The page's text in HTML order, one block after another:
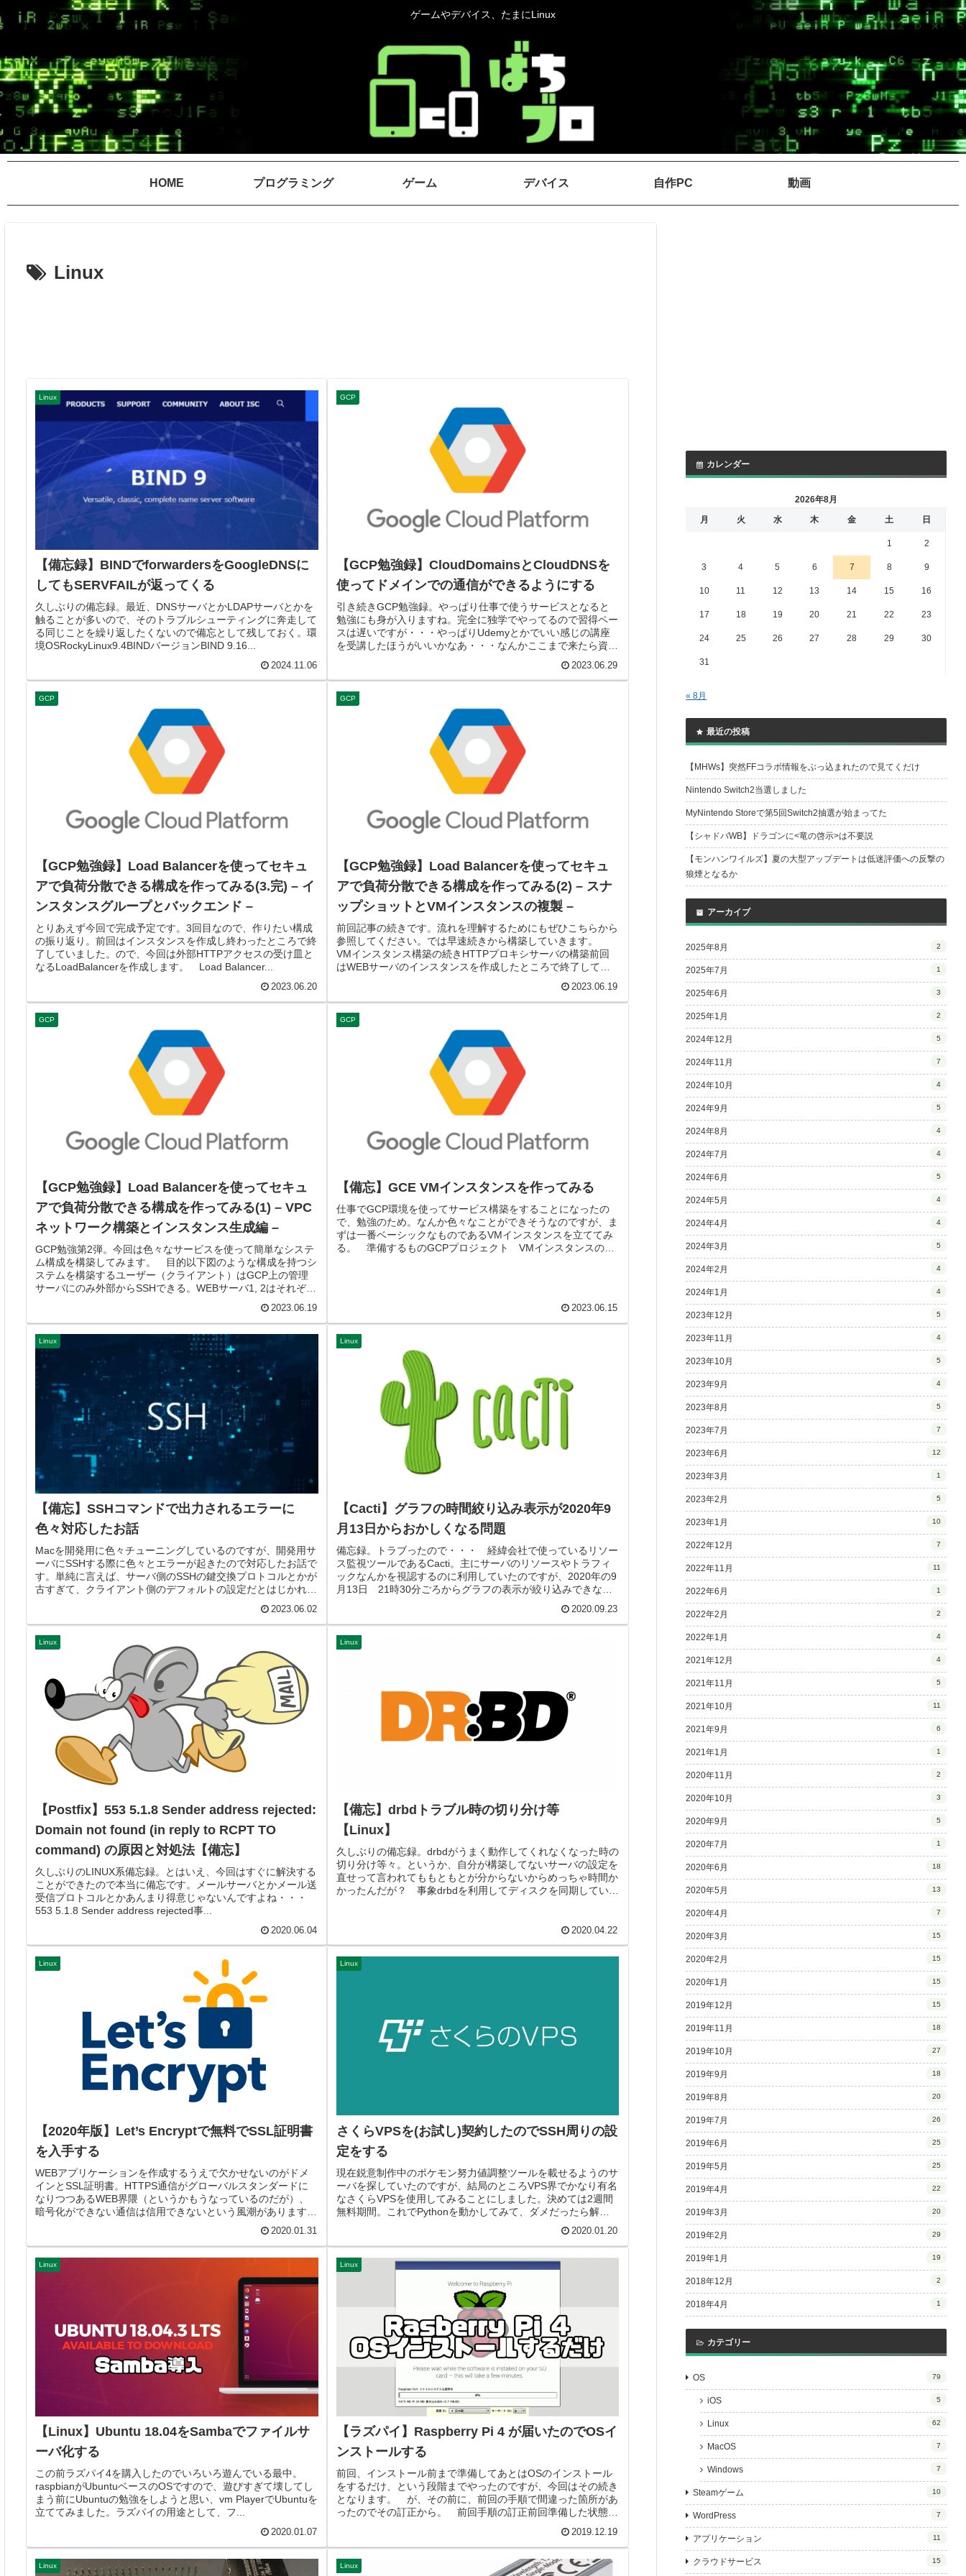
ゲームやデバイス、たまにLinux
HOME プログラミング ゲーム デバイス 自作PC 動画
Linux
Linux
【備忘録】BINDでforwardersをGoogleDNSに
してもSERVFAILが返ってくる
久しぶりの備忘録。最近、DNSサーバとかLDAPサーバとかを
触ることが多いので、そのトラブルシューティングに奔走して
る同じことを繰り返したくないので備忘として残しておく。環
境OSRockyLinux9.4BINDバージョンBIND 9.16...
2024.11.06
GCP
【GCP勉強録】CloudDomainsとCloudDNSを
使ってドメインでの通信ができるようにする
引き続きGCP勉強録。やっぱり仕事で使うサービスとなると
勉強にも身が入りますね。完全に独学でやってるので習得ペー
スは遅いですが・・・やっぱりUdemyとかでいい感じの講座
を受講したほうがいいかなあ・・・なんかここまで来たら資格
2023.06.29
GCP
【GCP勉強録】Load Balancerを使ってセキュ
アで負荷分散できる構成を作ってみる(3.完) – イ
ンスタンスグループとバックエンド –
とりあえず今回で完成予定です。3回目なので、作りたい構成
の振り返り。前回はインスタンスを作成し終わったところで終
了していました。ので、今回は外部HTTPアクセスの受け皿と
なるLoadBalancerを作成します。 Load Balancer...
2023.06.20
GCP
【GCP勉強録】Load Balancerを使ってセキュ
アで負荷分散できる構成を作ってみる(2) – スナ
ップショットとVMインスタンスの複製 –
前回記事の続きです。流れを理解するためにもぜひこちらから
参照してください。では早速続きから構築していきます。
VMインスタンス構築の続きHTTPプロキシサーバの構築前回
はWEBサーバのインスタンスを作成したところで終了してお
2023.06.19
GCP
【GCP勉強録】Load Balancerを使ってセキュ
アで負荷分散できる構成を作ってみる(1) – VPC
ネットワーク構築とインスタンス生成編 –
GCP勉強第2弾。今回は色々なサービスを使って簡単なシステ
ム構成を構築してみます。 目的以下図のような構成を持つシ
ステムを構築するユーザー（クライアント）はGCP上の管理
サーバにのみ外部からSSHできる。WEBサーバ1, 2はそれぞれ
2023.06.19
GCP
【備忘】GCE VMインスタンスを作ってみる
仕事でGCP環境を使ってサービス構築をすることになったの
で、勉強のため。なんか色々なことができそうなのですが、ま
ずは一番ベーシックなものであるVMインスタンスを立ててみ
る。 準備するものGCPプロジェクト VMインスタンスの作
2023.06.15
Linux
【備忘】SSHコマンドで出力されるエラーに
色々対応したお話
Macを開発用に色々チューニングしているのですが、開発用サ
ーバにSSHする際に色々とエラーが起きたので対応したお話で
す。単純に言えば、サーバ側のSSHの鍵交換プロトコルとかが
古すぎて、クライアント側のデフォルトの設定だとはじかれて
2023.06.02
Linux
【Cacti】グラフの時間絞り込み表示が2020年9
月13日からおかしくなる問題
備忘録。トラブったので・・・ 経緯会社で使っているリソー
ス監視ツールであるCacti。主にサーバのリソースやトラフィ
ックなんかを視認するのに利用していたのですが、2020年の9
月13日 21時30分ごろからグラフの表示が絞り込みできない
2020.09.23
Linux
【Postfix】553 5.1.8 Sender address rejected:
Domain not found (in reply to RCPT TO
command) の原因と対処法【備忘】
久しぶりのLINUX系備忘録。とはいえ、今回はすぐに解決する
ことができたので本当に備忘です。メールサーバとかメール送
受信プロトコルとかあんまり得意じゃないんですよね・・・
553 5.1.8 Sender address rejected事...
2020.06.04
Linux
【備忘】drbdトラブル時の切り分け等
【Linux】
久しぶりの備忘録。drbdがうまく動作してくれなくなった時の
切り分け等々。というか、自分が構築してないサーバの設定を
直せって言われてももともとが分からないからめっちゃ時間か
かったんだが？ 事象drbdを利用してディスクを同期している
2020.04.22
Linux
【2020年版】Let’s Encryptで無料でSSL証明書
を入手する
WEBアプリケーションを作成するうえで欠かせないのがドメ
インとSSL証明書。HTTPS通信がグローバルスタンダードに
なりつつあるWEB界隈（というかもうなっているのだが）、
暗号化ができない通信は信用できないという風潮があります。
2020.01.31
Linux
さくらVPSを(お試し)契約したのでSSH周りの設
定をする
現在鋭意制作中のポケモン努力値調整ツールを載せるようのサ
ーバを探していたのですが、結局のところVPS界でかなり有名
なさくらVPSを使用してみることにしました。決めては2週間
無料期間。これでPythonを動かしてみて、ダメだったら解約
2020.01.20
Linux
【Linux】Ubuntu 18.04をSambaでファイルサ
ーバ化する
この前ラズパイ4を購入したのでいろいろ遊んでいる最中。
raspbianがUbuntuベースのOSですので、遊びすぎて壊してし
まう前にUbuntuの勉強をしようと思い、vm PlayerでUbuntuを
立ててみました。ラズパイの用途として、フ...
2020.01.07
Linux
【ラズパイ】Raspberry Pi 4 が届いたのでOSイ
ンストールする
前回、インストール前まで準備してあとはOSのインストール
をするだけ、という段階までやったのですが、今回はその続き
となります。 が、その前に、前回の手順で間違った箇所があ
ったのでその訂正から。 前回手順の訂正前回準備した状態で
2019.12.19
Linux Linux
カレンダー
2026年8月
月
火 水 木 金 土 日
1 2
3 4 5 6 7 8 9
10 11 12 13 14 15 16
17 18 19 20 21 22 23
24 25 26 27 28 29 30
31
« 8月
最近の投稿
【MHWs】突然FFコラボ情報をぶっ込まれたので見てくだけ
Nintendo Switch2当選しました
MyNintendo Storeで第5回Switch2抽選が始まってた
【シャドバWB】ドラゴンに<竜の啓示>は不要説
【モンハンワイルズ】夏の大型アップデートは低迷評価への反撃の
狼煙となるか
アーカイブ
2025年8月 2
2025年7月 1
2025年6月 3
2025年1月 2
2024年12月 5
2024年11月 7
2024年10月 4
2024年9月 5
2024年8月 4
2024年7月 4
2024年6月 5
2024年5月 4
2024年4月 4
2024年3月 5
2024年2月 4
2024年1月 4
2023年12月 5
2023年11月 4
2023年10月 5
2023年9月 4
2023年8月 5
2023年7月 7
2023年6月 12
2023年3月 1
2023年2月 5
2023年1月 10
2022年12月 7
2022年11月 11
2022年6月 1
2022年2月 2
2022年1月 4
2021年12月 4
2021年11月 5
2021年10月 11
2021年9月 6
2021年1月 1
2020年11月 2
2020年10月 3
2020年9月 5
2020年7月 1
2020年6月 18
2020年5月 13
2020年4月 7
2020年3月 15
2020年2月 15
2020年1月 15
2019年12月 15
2019年11月 18
2019年10月 27
2019年9月 18
2019年8月 20
2019年7月 26
2019年6月 25
2019年5月 25
2019年4月 22
2019年3月 20
2019年2月 29
2019年1月 19
2018年12月 2
2018年4月 1
カテゴリー
OS 79
iOS 5
Linux 62
MacOS 7
Windows 7
Steamゲーム 10
WordPress 7
アプリケーション 11
クラウドサービス 15